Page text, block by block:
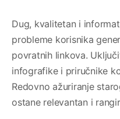
Dug, kvalitetan i
probleme korisnika
povratnih linkova.
infografike i priručnike
Redovno ažuriranje
ostane relevantan i